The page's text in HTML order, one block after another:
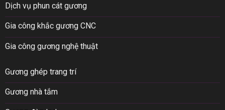
Dịch vụ phun cát gương
Gia công khắc gương CNC
Gia công gương nghệ thuật
Gương ghép trang trí
Gương nhà tắm